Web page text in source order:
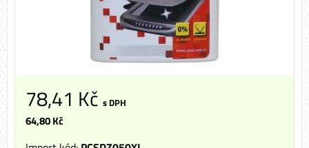
78,41 Kč s DPH
64,80 Kč